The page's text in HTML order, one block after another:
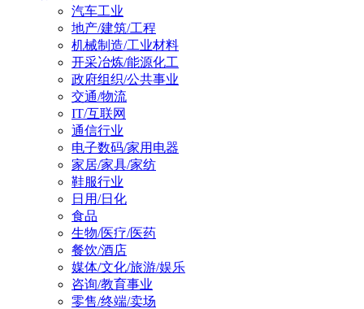
汽车工业
地产/建筑/工程
机械制造/工业材料
开采冶炼/能源化工
政府组织/公共事业
交通/物流
IT/互联网
通信行业
电子数码/家用电器
家居/家具/家纺
鞋服行业
日用/日化
食品
生物/医疗/医药
餐饮/酒店
媒体/文化/旅游/娱乐
咨询/教育事业
零售/终端/卖场